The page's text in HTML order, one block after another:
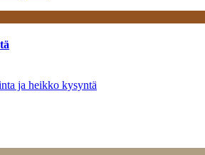
ja heikko kysyntä